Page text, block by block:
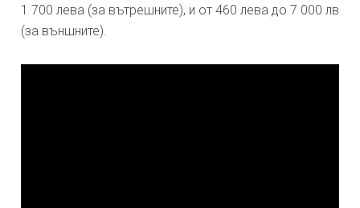
1 700 лева (за вътрешните), и от 460 лева до 7 000 лв
(за външните).